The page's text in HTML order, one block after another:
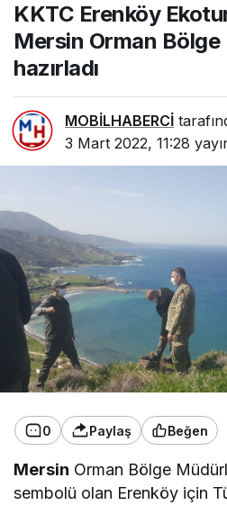
KKTC Erenköy
Mersin Orman
hazırladı
MOBİLHABERCİ
3 Mart 2022, 11:28
0 Paylaş Beğen
Mersin Orman Bölge
sembolü olan Erenköy için